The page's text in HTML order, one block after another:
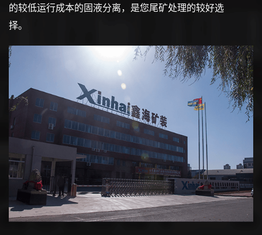
的较低运行成本的固液分离，是您尾矿处理的较好选
择。